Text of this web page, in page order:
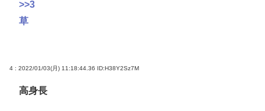
>>3
草
4 : 2022/01/03(月) 11:18:44.36 ID:H38Y2Sz7M
高身長